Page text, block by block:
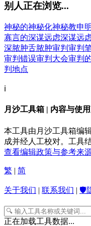
别人正在浏览...
神秘的神秘化神秘教申明
寡言的深谋远虑深谋远
深脓肿舌脓肿审判 审判
审判错误审判大会审判
判地点
ℹ️
月沙工具箱 | 内容与使
本工具由月沙工具箱编
成并经人工校对。工具
查看编辑政策与参考来
繁 | 简
关于我们 | 联系我们 | 🛡️
正在加载工具数据...